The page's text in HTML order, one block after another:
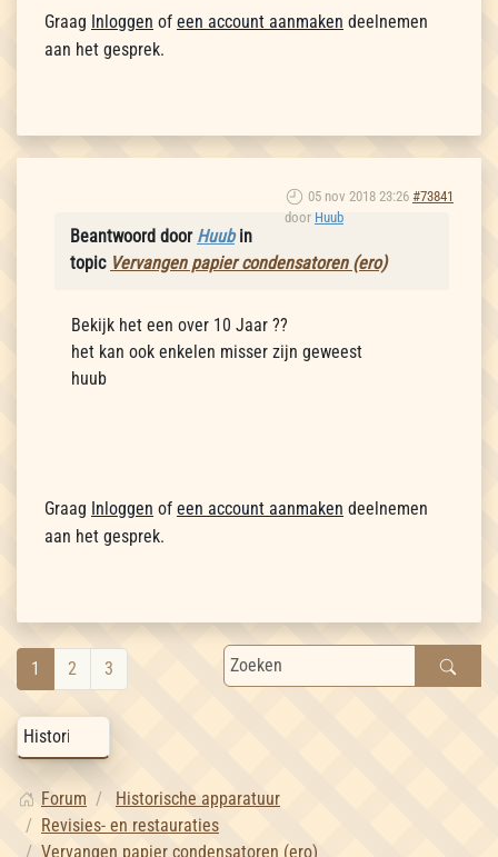
Graag Inloggen of een account aanmaken deelnemen
aan het gesprek.
05 nov 2018 23:26 #73841
door Huub
Beantwoord door Huubin
topic Vervangen papier condensatoren (ero)
Bekijk het een over 10 Jaar ??
het kan ook enkelen misser zijn geweest
huub
Graag Inloggen of een account aanmaken deelnemen
aan het gesprek.
1 2 3
Forum
Historische apparatuur
Revisies- en restauraties
Vervangen papier condensatoren (ero)